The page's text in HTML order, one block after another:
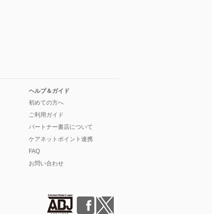
ヘルプ＆ガイド
初めての方へ
ご利用ガイド
パートナー書店について
ケアネットポイント連携
FAQ
お問い合わせ